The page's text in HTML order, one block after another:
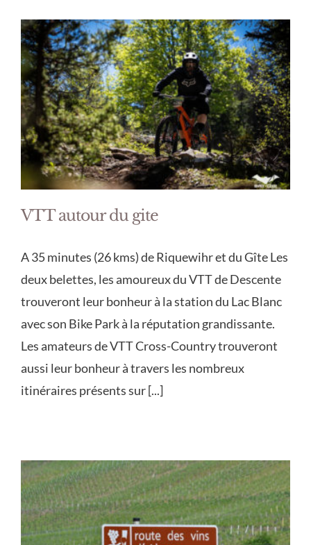
VTT autour du gite
A 35 minutes (26 kms) de Riquewihr et du Gîte Les
deux belettes, les amoureux du VTT de Descente
trouveront leur bonheur à la station du Lac Blanc
avec son Bike Park à la réputation grandissante.
Les amateurs de VTT Cross-Country trouveront
aussi leur bonheur à travers les nombreux
itinéraires présents sur [...]